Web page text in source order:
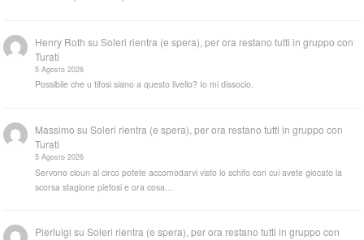
Henry Roth suSoleri rientra (e spera), per ora restano tutti in gruppo con
Turati
5 Agosto 2026
Possibile che u tifosi siano a questo livello? Io mi dissocio.
Massimo suSoleri rientra (e spera), per ora restano tutti in gruppo con
Turati
5 Agosto 2026
Servono cloun al circo potete accomodarvi visto lo schifo con cui avete giocato la
scorsa stagione pietosi e ora cosa…
Pierluigi suSoleri rientra (e spera), per ora restano tutti in gruppo con